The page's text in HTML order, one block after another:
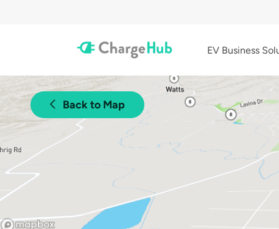
EV Business
Back to Map